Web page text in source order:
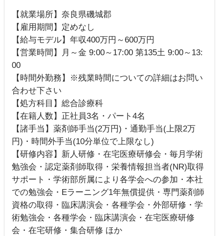
【就業場所】奈良県磯城郡
【雇用期間】定めなし
【給与モデル】年収400万円～600万円
【営業時間】月～金 9:00～17:00 第135土 9:00～13:
00
【時間外勤務】※残業時間についての詳細はお問い
合わせ下さい
【処方科目】総合診療科
【在籍人数】正社員3名・パート4名
【諸手当】薬剤師手当(2万円)・通勤手当(上限2万
円)・時間外手当(10分単位で上限なし)
【研修内容】新人研修・在宅医療研修会・毎月学術
勉強会・認定薬剤師取得・栄養情報担当者(NR)取得
サポート・学術部所属により各学会への参加・本社
での勉強会・Eラーニング1年無償提供・専門薬剤師
資格の取得・臨床講演会・各種学会・外部研修・学
術勉強会・各種学会・臨床講演会・在宅医療研修
会・在宅研修・集合研修 ほか